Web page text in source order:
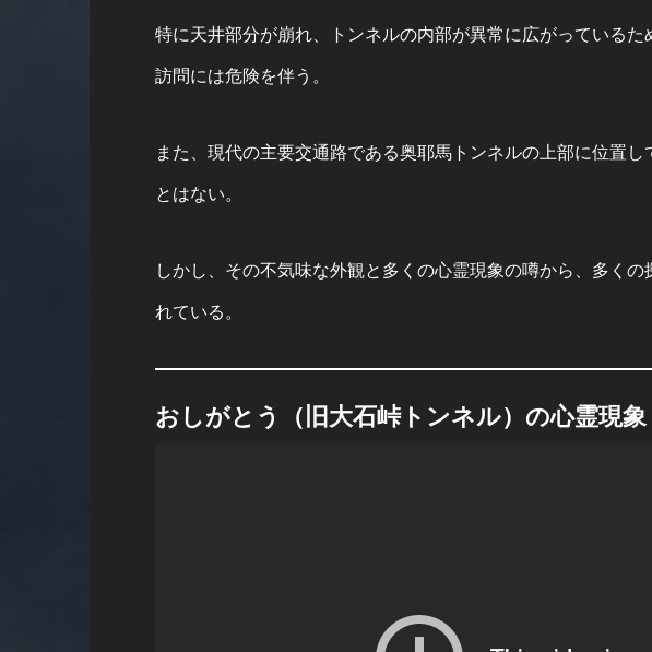
特に天井部分が崩れ、トンネルの内部が異常に広がっているた
訪問には危険を伴う。
また、現代の主要交通路である奥耶馬トンネルの上部に位置し
とはない。
しかし、その不気味な外観と多くの心霊現象の噂から、多く
れている。
おしがとう（旧大石峠トンネル）の心霊現象